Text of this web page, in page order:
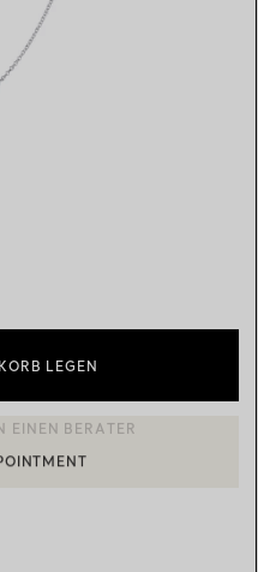
LEGEN
ODER EINEN